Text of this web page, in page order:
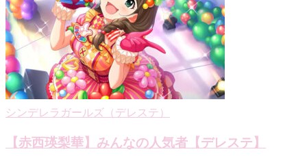
シンデレラガールズ（デレステ）
【赤西瑛梨華】みんなの人気者【デレステ】